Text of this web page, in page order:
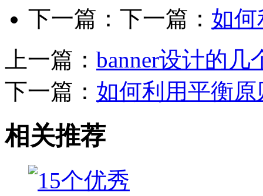
下一篇：下一篇： 如
上一篇： banner设计的几
下一篇： 如何利用平衡
相关推荐